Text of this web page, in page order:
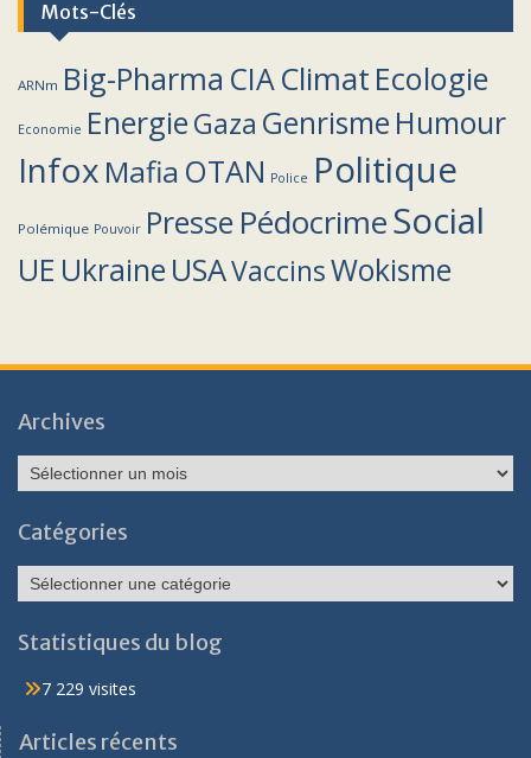
Mots-Clés
ARNm Big-Pharma CIAClimat Ecologie
Economie EnergieGaza Genrisme Humour
Infox Mafia OTAN Police Politique
Polémique Pouvoir Presse PédocrimeSocial
UE Ukraine USAVaccinsWokisme
Archives
Archives
Catégories
Catégories
Statistiques du blog
7 229 visites
Articles récents